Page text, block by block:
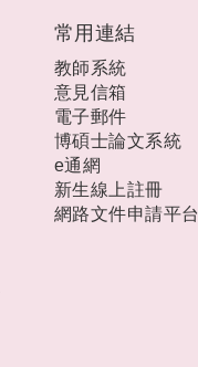
常用連結
教師系統
意見信箱
電子郵件
博碩士論文系統
e通網
新生線上註冊
網路文件申請平台